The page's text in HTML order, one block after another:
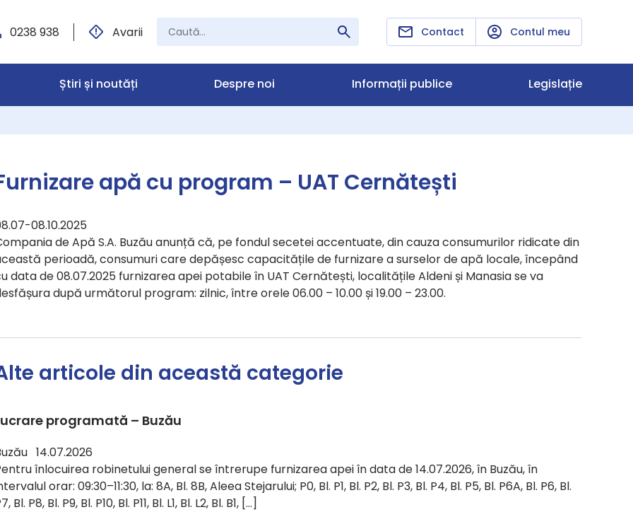
0238 938 Avarii Contact Contul meu
Știri și noutăți Despre noi Informații publice Legislație
apă cu program – UAT Cernătești
08.10.2025
de Apă S.A. Buzău anunță că, pe fondul secetei accentuate, din cauza consumurilor ridicate din
perioadă, consumuri care depășesc capacitățile de furnizare a surselor de apă locale, începând
data de 08.07.2025 furnizarea apei potabile în UAT Cernătești, localitățile Aldeni și Manasia se va
după următorul program: zilnic, între orele 06.00 – 10.00 și 19.00 – 23.00.
articole din această categorie
programată – Buzău
14.07.2026
înlocuirea robinetului general se întrerupe furnizarea apei în data de 14.07.2026, în Buzău, în
orar: 09:30–11:30, la: 8A, Bl. 8B, Aleea Stejarului; P0, Bl. P1, Bl. P2, Bl. P3, Bl. P4, Bl. P5, Bl. P6A, Bl. P6, Bl.
Bl. P8, Bl. P9, Bl. P10, Bl. P11, Bl. L1, Bl. L2, Bl. B1, […]